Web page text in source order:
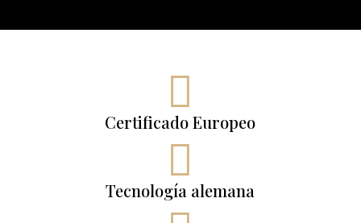

Certificado Europeo

Tecnología alemana